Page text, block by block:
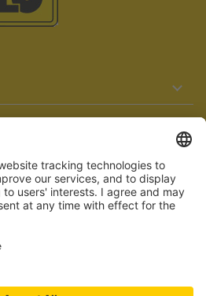
barrierefrei zu gestalten.
sind derzeit jedoch noch nicht
Sie auf Barrieren stoßen oder Hilfe
bitte unter service[at]knutzen.de.
widerrufen
TEBOLO